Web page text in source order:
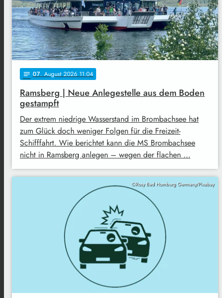
notes 07. August 2026 11:04
Ramsberg | Neue Anlegestelle aus dem Boden
gestampft
Der extrem niedrige Wasserstand im Brombachsee hat
zum Glück doch weniger Folgen für die Freizeit-
Schifffahrt. Wie berichtet kann die MS Brombachsee
nicht in Ramsberg anlegen – wegen der flachen …
©Rosy Bad Homburg Germany/Pixabay